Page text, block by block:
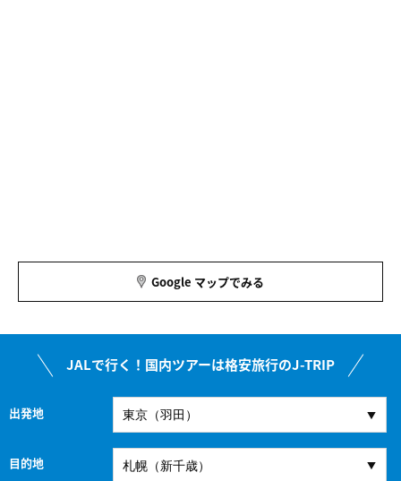
Google マップでみる
JALで行く！国内ツアーは格安旅行のJ-TRIP
出発地
目的地